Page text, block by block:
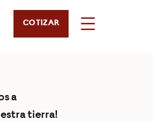
COTIZAR
a
tierra!